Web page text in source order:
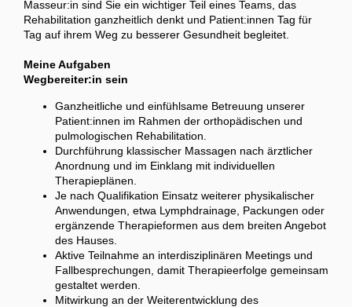
Masseur:in sind Sie ein wichtiger Teil eines Teams, das
Rehabilitation ganzheitlich denkt und Patient:innen Tag für
Tag auf ihrem Weg zu besserer Gesundheit begleitet.
Meine Aufgaben
Wegbereiter:in sein
Ganzheitliche und einfühlsame Betreuung unserer
Patient:innen im Rahmen der orthopädischen und
pulmologischen Rehabilitation.
Durchführung klassischer Massagen nach ärztlicher
Anordnung und im Einklang mit individuellen
Therapieplänen.
Je nach Qualifikation Einsatz weiterer physikalischer
Anwendungen, etwa Lymphdrainage, Packungen oder
ergänzende Therapieformen aus dem breiten Angebot
des Hauses.
Aktive Teilnahme an interdisziplinären Meetings und
Fallbesprechungen, damit Therapieerfolge gemeinsam
gestaltet werden.
Mitwirkung an der Weiterentwicklung des